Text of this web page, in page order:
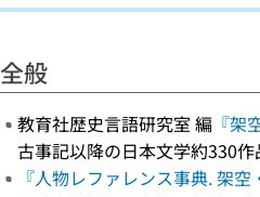
全般
教育社歴史言語研究室 編 『架
古事記以降の日本文学約330
『人物レファレンス事典. 架空